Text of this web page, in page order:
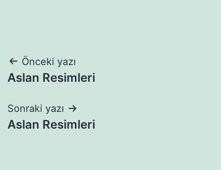
Yazı
gezinmesi
Önceki yazı
Aslan Resimleri
Sonraki yazı
Aslan Resimleri